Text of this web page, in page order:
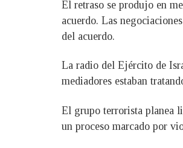
El retraso se produjo en
acuerdo. Las
del acuerdo.
La radio del Ejército de
mediadores estaban
El grupo terrorista planea
un proceso marcado por